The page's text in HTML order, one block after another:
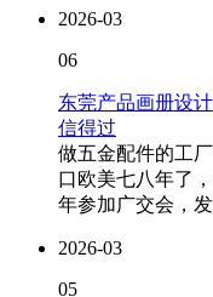
2026-03
06
东莞产品画册设
信得过
做五金配件的工
口欧美七八年了
年参加广交会，
2026-03
05